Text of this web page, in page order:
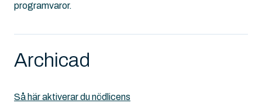
programvaror.
Archicad
Så här aktiverar du nödlicens